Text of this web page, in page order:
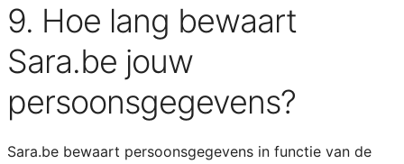
9. Hoe lang bewaart
Sara.be jouw
persoonsgegevens?
Sara.be bewaart persoonsgegevens in functie van de